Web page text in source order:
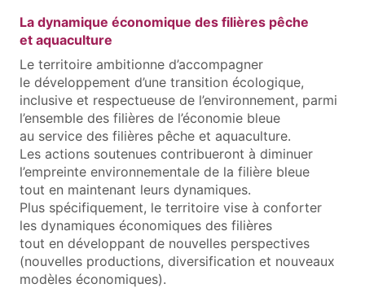
La dynamique économique des filières pêche
et aquaculture
Le territoire ambitionne d’accompagner
le développement d’une transition écologique,
inclusive et respectueuse de l’environnement, parmi
l’ensemble des filières de l’économie bleue
au service des filières pêche et aquaculture.
Les actions soutenues contribueront à diminuer
l’empreinte environnementale de la filière bleue
tout en maintenant leurs dynamiques.
Plus spécifiquement, le territoire vise à conforter
les dynamiques économiques des filières
tout en développant de nouvelles perspectives
(nouvelles productions, diversification et nouveaux
modèles économiques).